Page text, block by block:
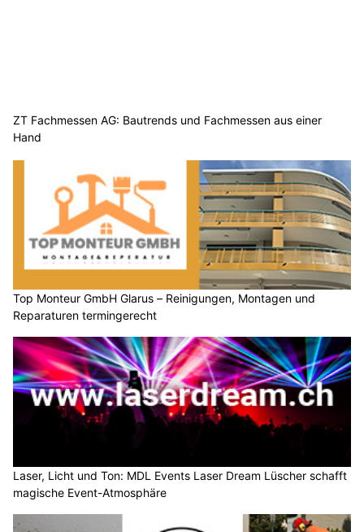
ZT Fachmessen AG: Bautrends und Fachmessen aus einer
Hand
Top Monteur GmbH Glarus – Reinigungen, Montagen und
Reparaturen termingerecht
Laser, Licht und Ton: MDL Events Laser Dream Lüscher schafft
magische Event-Atmosphäre